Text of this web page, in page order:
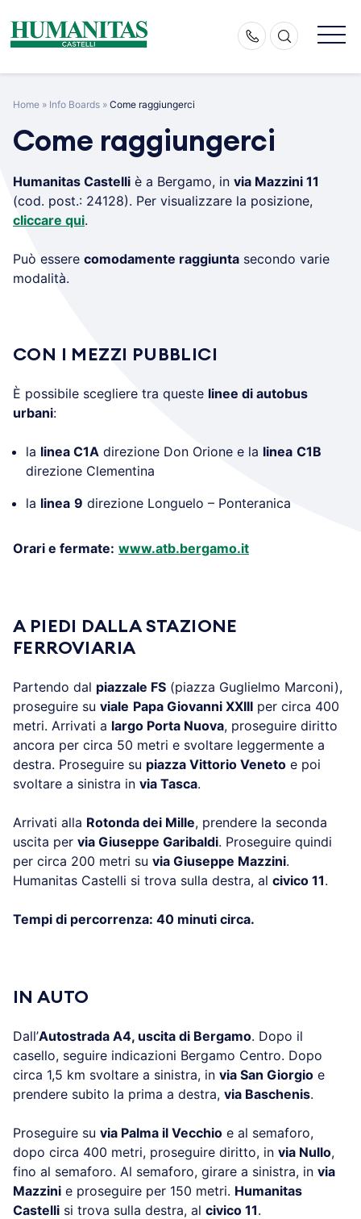
content
Home » Info Boards » Come raggiungerci
Come raggiungerci
Humanitas Castelli è a Bergamo, in via Mazzini 11
(cod. post.: 24128). Per visualizzare la posizione,
cliccare qui.
Può essere comodamente raggiunta secondo varie
modalità.
CON I MEZZI PUBBLICI
È possibile scegliere tra queste linee di autobus
urbani:
la linea C1A direzione Don Orione e la linea C1B
direzione Clementina
la linea 9 direzione Longuelo – Ponteranica
Orari e fermate: www.atb.bergamo.it
A PIEDI DALLA STAZIONE
FERROVIARIA
Partendo dal piazzale FS (piazza Guglielmo Marconi),
proseguire su viale Papa Giovanni XXIII per circa 400
metri. Arrivati a largo Porta Nuova, proseguire diritto
ancora per circa 50 metri e svoltare leggermente a
destra. Proseguire su piazza Vittorio Veneto e poi
svoltare a sinistra in via Tasca.
Arrivati alla Rotonda dei Mille, prendere la seconda
uscita per via Giuseppe Garibaldi. Proseguire quindi
per circa 200 metri su via Giuseppe Mazzini.
Humanitas Castelli si trova sulla destra, al civico 11.
Tempi di percorrenza: 40 minuti circa.
IN AUTO
Dall’Autostrada A4, uscita di Bergamo. Dopo il
casello, seguire indicazioni Bergamo Centro. Dopo
circa 1,5 km svoltare a sinistra, in via San Giorgio e
prendere subito la prima a destra, via Baschenis.
Proseguire su via Palma il Vecchio e al semaforo,
dopo circa 400 metri, proseguire diritto, in via Nullo,
fino al semaforo. Al semaforo, girare a sinistra, in via
Mazzini e proseguire per 150 metri. Humanitas
Castelli si trova sulla destra, al civico 11.